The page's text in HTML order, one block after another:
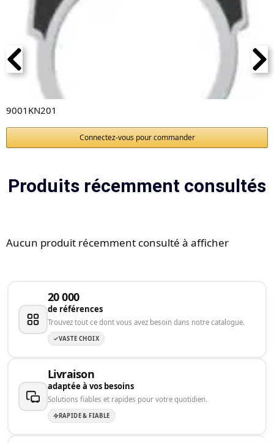
9001KN201
Connectez-vous pour commander
Produits récemment consultés
Aucun produit récemment consulté à afficher
20 000
de références
Trouvez tout ce dont vous avez besoin dans notre catalogue.
VASTE CHOIX
Livraison
adaptée à vos besoins
Solutions fiables et rapides pour votre quotidien.
RAPIDE & FIABLE